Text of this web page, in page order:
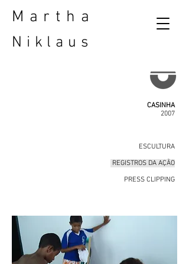
Martha
Niklaus
CASINHA
2007
ESCULTURA
REGISTROS DA AÇÃO
PRESS CLIPPING